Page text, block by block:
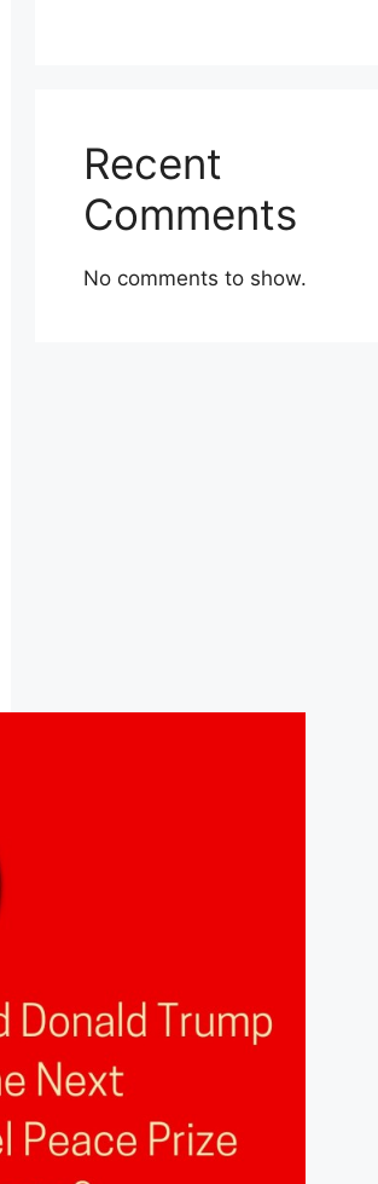
Recent
Comments
No comments to show.